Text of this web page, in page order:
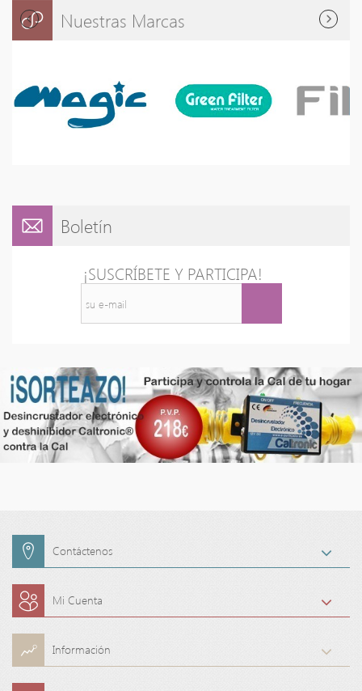
Nuestras Marcas
Boletín
¡SUSCRÍBETE Y PARTICIPA!
Contáctenos
Mi Cuenta
Información